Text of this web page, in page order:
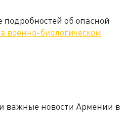
подробностей об опасной
военно-биологическом
важные новости Армении в